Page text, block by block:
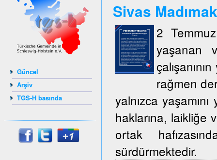
Güncel
Arşiv
TGS-H basında
Sivas
2
yaşanan
rağmen
yalnızca
haklarına, laikliğe
ortak
sürdürmektedir.